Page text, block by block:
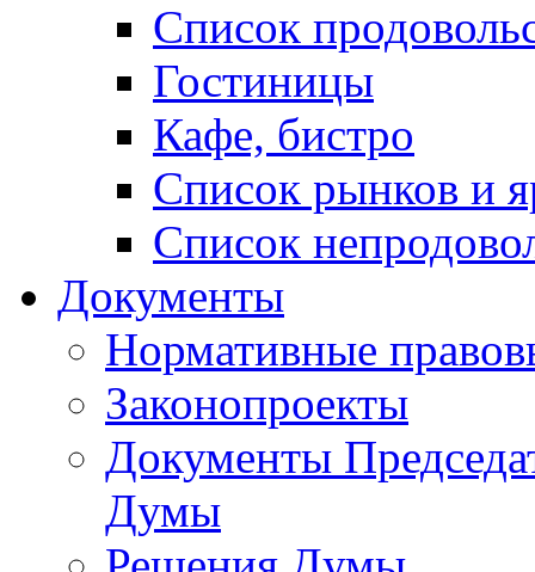
Список
Гостиницы
Кафе, бистро
Cписок рынков и
Список
Документы
Нормативные
Законопроекты
Документы
Думы